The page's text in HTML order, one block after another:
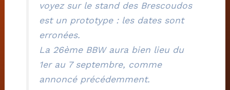
voyez sur le stand des Brescoudos
est un prototype : les dates sont
erronées.
La 26ème BBW aura bien lieu du
1er au 7 septembre, comme
annoncé précédemment.